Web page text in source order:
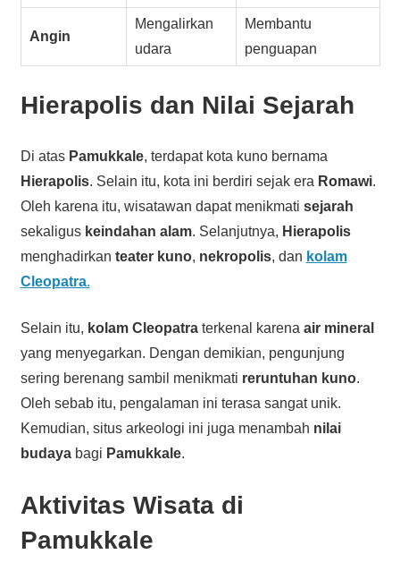
Angin
Mengalirkan
udara
Membantu
penguapan
Hierapolis dan Nilai Sejarah
Di atas Pamukkale, terdapat kota kuno bernama
Hierapolis. Selain itu, kota ini berdiri sejak era Romawi.
Oleh karena itu, wisatawan dapat menikmati sejarah
sekaligus keindahan alam. Selanjutnya, Hierapolis
menghadirkan teater kuno, nekropolis, dan kolam
Cleopatra.
Selain itu, kolam Cleopatraterkenal karena air mineral
yang menyegarkan. Dengan demikian, pengunjung
sering berenang sambil menikmati reruntuhan kuno.
Oleh sebab itu, pengalaman ini terasa sangat unik.
Kemudian, situs arkeologi ini juga menambah nilai
budayabagi Pamukkale.
Aktivitas Wisata di
Pamukkale